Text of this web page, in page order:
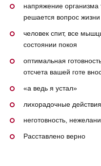
напряжение организма
решается вопрос
человек спит, все
состоянии покоя
оптимальная
отсчета вашей готе
«а ведь я устал»
лихорадочные действия
неготовность,
Расставлено верно